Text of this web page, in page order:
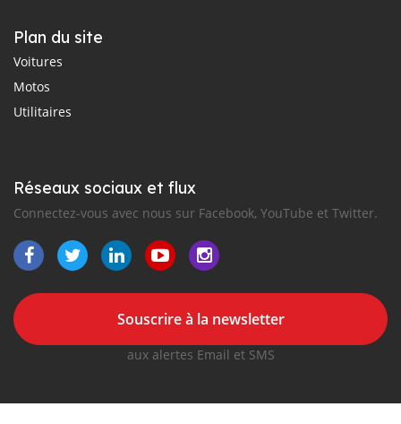
Plan du site
Voitures
Motos
Utilitaires
Réseaux sociaux et flux
Connectez-vous avec nous sur Facebook, YouTube et Twitter.
Souscrire à la newsletter
aux alertes Email et SMS